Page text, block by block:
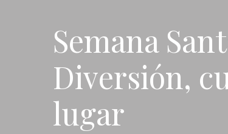
Semana
Diversión,
lugar